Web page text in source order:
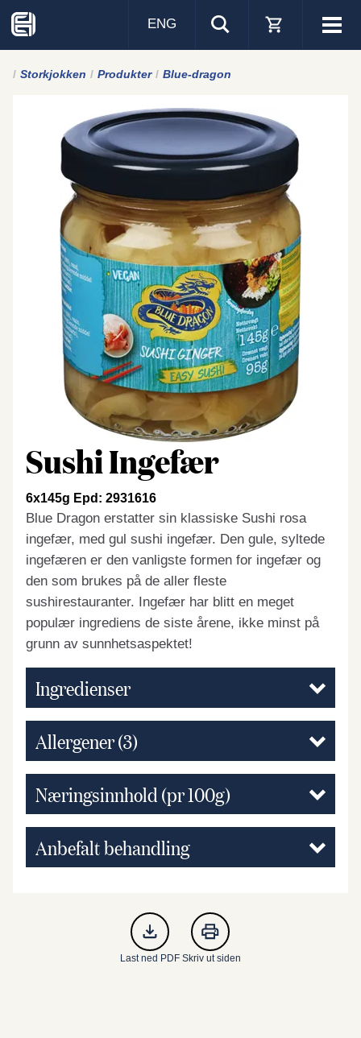
Visa
ENG
Storkjokken Produkter Blue-dragon
Sushi Ingefær
6x145g Epd: 2931616
Blue Dragon erstatter sin klassiske Sushi rosa
ingefær, med gul sushi ingefær. Den gule, syltede
ingefæren er den vanligste formen for ingefær og
den som brukes på de aller fleste
sushirestauranter. Ingefær har blitt en meget
populær ingrediens de siste årene, ikke minst på
grunn av sunnhetsaspektet!
Ingredienser
Allergener(3)
Næringsinnhold (pr 100g)
Anbefalt behandling
Last ned PDF Skriv ut siden